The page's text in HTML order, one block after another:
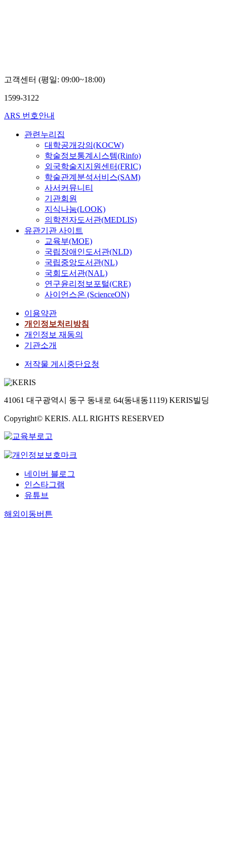
고객센터 (평일: 09:00~18:00)
1599-3122
ARS 번호안내
관련누리집
대학공개강의(KOCW)
학술정보통계시스템(Rinfo)
외국학술지지원센터(FRIC)
학술관계분석서비스(SAM)
사서커뮤니티
기관회원
지식나눔(LOOK)
의학전자도서관(MEDLIS)
유관기관 사이트
교육부(MOE)
국립장애인도서관(NLD)
국립중앙도서관(NL)
국회도서관(NAL)
연구윤리정보포털(CRE)
사이언스온 (ScienceON)
이용약관
개인정보처리방침
개인정보 재동의
기관소개
저작물 게시중단요청
41061 대구광역시 동구 동내로 64(동내동1119) KERIS빌딩
Copyright© KERIS. ALL RIGHTS RESERVED
네이버 블로그
인스타그램
유튜브
해외이동버튼